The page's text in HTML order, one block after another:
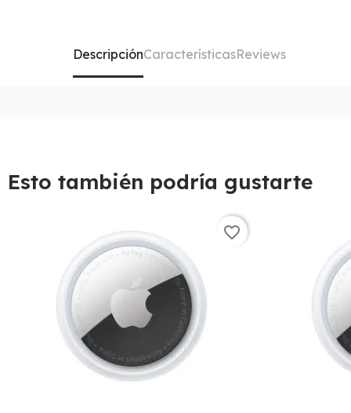
DescripciónCaracterísticasReviews
Esto también podría gustarte
favorite_border